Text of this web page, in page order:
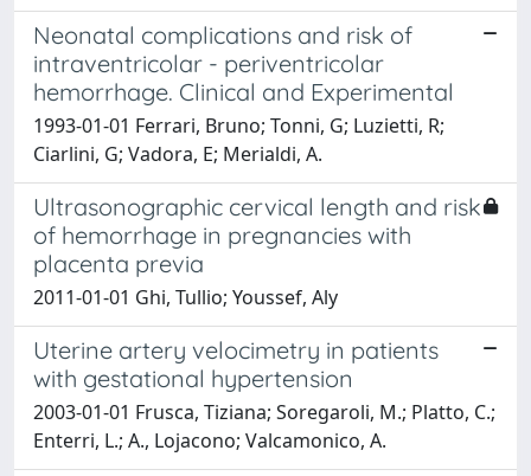
Neonatal complications and risk of
intraventricolar - periventricolar
hemorrhage. Clinical and Experimental
1993-01-01 Ferrari, Bruno; Tonni, G; Luzietti, R;
Ciarlini, G; Vadora, E; Merialdi, A.
Ultrasonographic cervical length and risk
of hemorrhage in pregnancies with
placenta previa
2011-01-01 Ghi, Tullio; Youssef, Aly
Uterine artery velocimetry in patients
with gestational hypertension
2003-01-01 Frusca, Tiziana; Soregaroli, M.; Platto, C.;
Enterri, L.; A., Lojacono; Valcamonico, A.